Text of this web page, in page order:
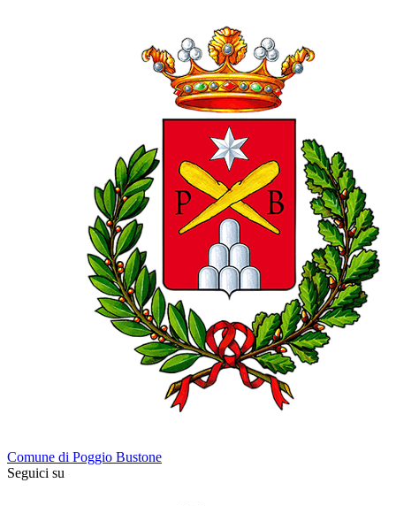
Comune di Poggio Bustone
Seguici su